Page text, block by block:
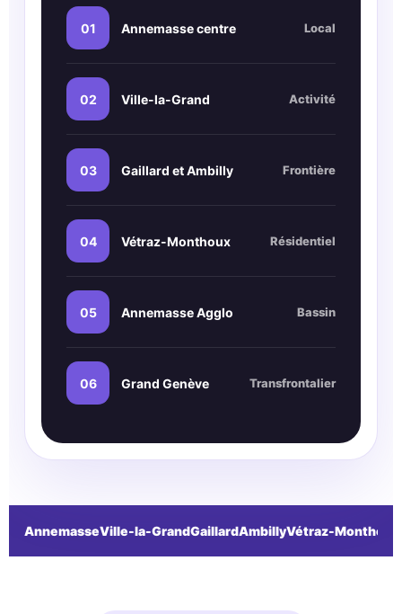
01 Annemasse centre Local
02 Ville-la-Grand Activité
03 Gaillard et Ambilly Frontière
04 Vétraz-Monthoux Résidentiel
05 Annemasse Agglo Bassin
06 Grand Genève Transfrontalier
AnnemasseVille-la-GrandGaillardAmbillyVétraz-Monthoux